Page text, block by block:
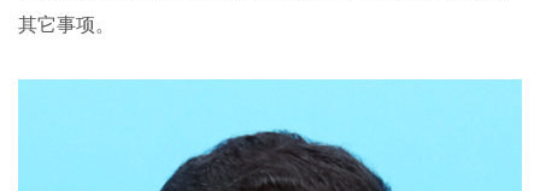
其它事项。